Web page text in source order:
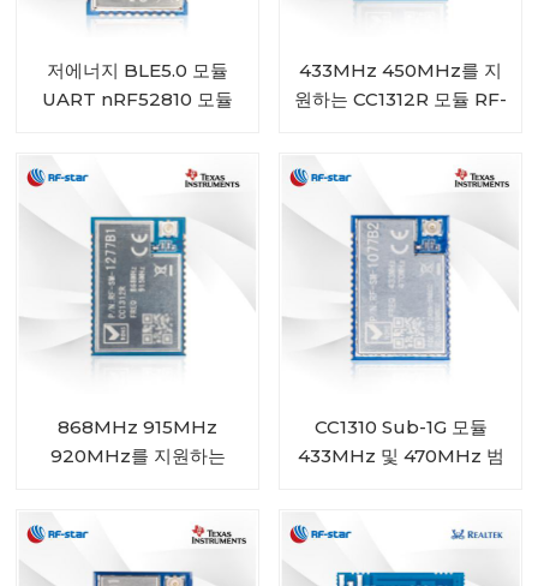
저에너지 BLE5.0 모듈
UART nRF52810 모듈
433MHz 450MHz를 지
원하는 CC1312R 모듈 RF-
868MHz 915MHz
920MHz를 지원하는
CC1310 Sub-1G 모듈
433MHz 및 470MHz 범